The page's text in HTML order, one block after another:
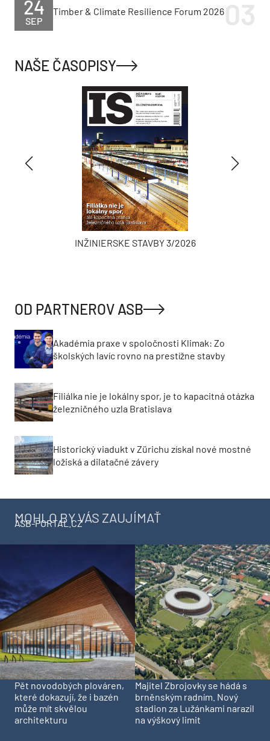
SEP
24 Timber & Climate Resilience Forum 2026
NAŠE ČASOPISY
INŽINIERSKE STAVBY 3/2026
OD PARTNEROV ASB
Akadémia praxe v spoločnosti Klimak: Zo
školských lavíc rovno na prestížne stavby
Filiálka nie je lokálny spor, je to kapacitná otázka
železničného uzla Bratislava
Historický viadukt v Zürichu získal nové mostné
ložiská a dilatačné závery
MOHLO BY VÁS ZAUJÍMAŤ
ASB-PORTAL.CZ
Pět novodobých plováren,
které dokazují, že i bazén
může mít skvělou
architekturu
Majitel Zbrojovky se hádá s
brněnským radním. Nový
stadion za Lužánkami narazil
na výškový limit